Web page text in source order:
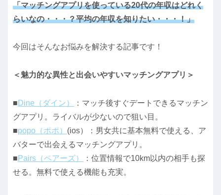
「マッチングアプリを使っている20代の年収はどれく
らいなの・・・？平均の年収を知りたい・・・！」
今回はそんなお悩みを解決する記事です！
＜魅力的な異性と出会いやすいマッチングアプリ＞
■ Dine（ダイン）
：マッチ後すぐデートできるマッチン
グアプリ。ライバルが少ないので狙い目。
■popo（ポポ） (ios）：男女共に基本無料で使える、ア
バターで出会えるマッチングアプリ。
■ Pairs（ペアーズ）
：位置情報で10km以内の相手も探
せる。無料で使える機能も充実。